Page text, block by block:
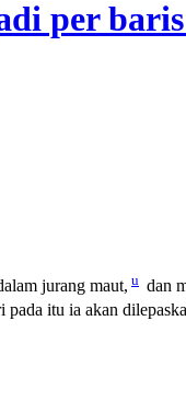
jurang maut, u dan
itu ia akan